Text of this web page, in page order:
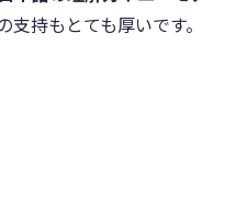
支持もとても厚いです。